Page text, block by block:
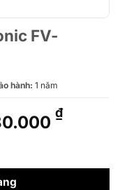
FV-
hành: 1 năm
₫.
₫Giá
là:
số lượng